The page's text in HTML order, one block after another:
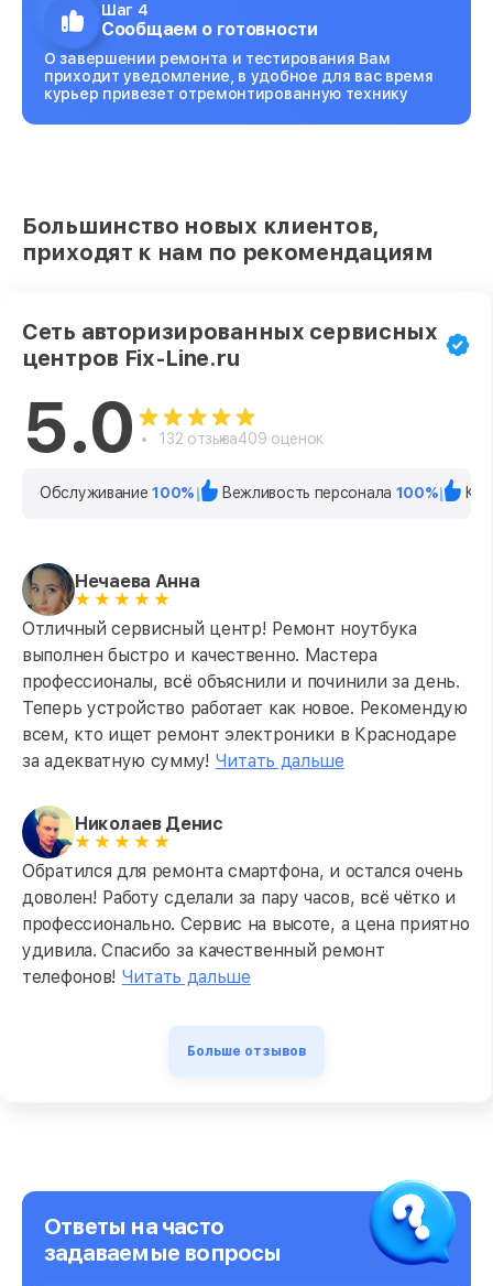
Шаг 4
Сообщаем о готовности
О завершении ремонта и тестирования Вам
приходит уведомление, в удобное для вас время
курьер привезет отремонтированную технику
Большинство новых клиентов,
приходят к нам по рекомендациям
Сеть авторизированных сервисных
центров Fix-Line.ru
5.0 132 отзыва409 оценок
Обслуживание100% Вежливость персонала 100%
Нечаева Анна
Отличный сервисный центр! Ремонт ноутбука
выполнен быстро и качественно. Мастера
профессионалы, всё объяснили и починили за день.
Теперь устройство работает как новое. Рекомендую
всем, кто ищет ремонт электроники в Краснодаре
за адекватную сумму! Читать дальше
Николаев Денис
Обратился для ремонта смартфона, и остался очень
доволен! Работу сделали за пару часов, всё чётко и
профессионально. Сервис на высоте, а цена приятно
удивила. Спасибо за качественный ремонт
телефонов! Читать дальше
Больше отзывов
Ответы на часто
задаваемые вопросы